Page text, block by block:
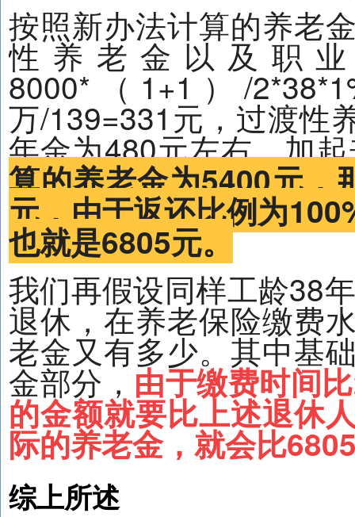
按照新办法计算的养老
性养老金以及职
8000*（1+1）/
万/139=331元，过渡性
年金为480元左右，加
算的养老金为5400元，
元，由于返还比例为
也就是6805元。
我们再假设同样工龄38
退休，在养老保险缴费
老金又有多少。其中基
金部分，由于缴费时间
的金额就要比上述退休
际的养老金，就会比
综上所述